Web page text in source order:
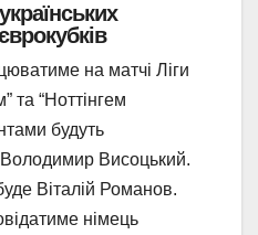
на матчі Ліги
та “Ноттінгем
будуть
Висоцький.
Віталій Романов.
німець